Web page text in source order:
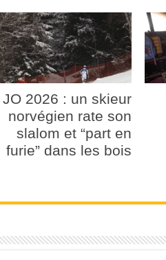
JO 2026 : un skieur
norvégien rate son
slalom et “part en
furie” dans les bois